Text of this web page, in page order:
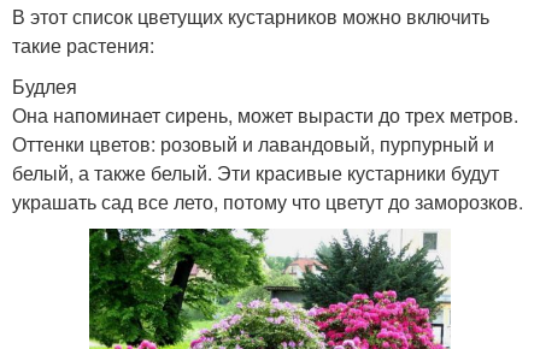
В этот список цветущих кустарников можно включить
такие растения:
Будлея
Она напоминает сирень, может вырасти до трех метров.
Оттенки цветов: розовый и лавандовый, пурпурный и
белый, а также белый. Эти красивые кустарники будут
украшать сад все лето, потому что цветут до заморозков.